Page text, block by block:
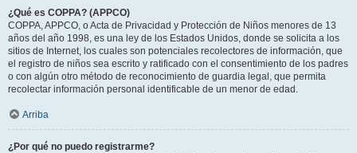
¿Qué es COPPA? (APPCO)
COPPA, APPCO, o Acta de Privacidad y Protección de Niños menores de 13
años del año 1998, es una ley de los Estados Unidos, donde se solicita a los
sitios de Internet, los cuales son potenciales recolectores de información, que
el registro de niños sea escrito y ratificado con el consentimiento de los padres
o con algún otro método de reconocimiento de guardia legal, que permita
recolectar información personal identificable de un menor de edad.
Arriba
¿Por qué no puedo registrarme?